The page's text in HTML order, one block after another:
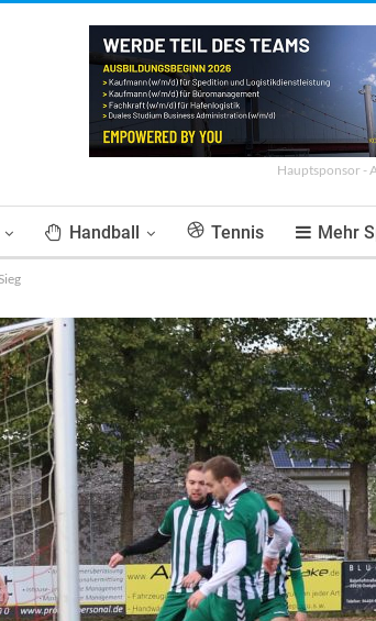
Hauptsponsor -
Handball Tennis Mehr